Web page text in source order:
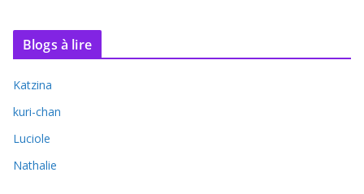
Blogs à lire
Katzina
kuri-chan
Luciole
Nathalie